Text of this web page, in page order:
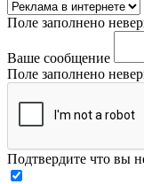
Поле заполнено
Ваше сообщение
Поле заполнено
Подтвердите что вы